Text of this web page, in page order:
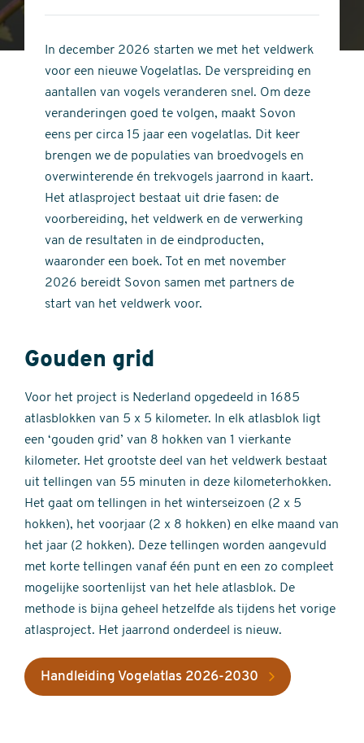
stars
of
stars
In december 2026 starten we met het veldwerk
voor een nieuwe Vogelatlas. De verspreiding en
aantallen van vogels veranderen snel. Om deze
veranderingen goed te volgen, maakt Sovon
eens per circa 15 jaar een vogelatlas. Dit keer
brengen we de populaties van broedvogels en
overwinterende én trekvogels jaarrond in kaart.
Het atlasproject bestaat uit drie fasen: de
voorbereiding, het veldwerk en de verwerking
van de resultaten in de eindproducten,
waaronder een boek. Tot en met november
2026 bereidt Sovon samen met partners de
start van het veldwerk voor.
Gouden grid
Voor het project is Nederland opgedeeld in 1685
atlasblokken van 5 x 5 kilometer. In elk atlasblok ligt
een ‘gouden grid’ van 8 hokken van 1 vierkante
kilometer. Het grootste deel van het veldwerk bestaat
uit tellingen van 55 minuten in deze kilometerhokken.
Het gaat om tellingen in het winterseizoen (2 x 5
hokken), het voorjaar (2 x 8 hokken) en elke maand van
het jaar (2 hokken). Deze tellingen worden aangevuld
met korte tellingen vanaf één punt en een zo compleet
mogelijke soortenlijst van het hele atlasblok. De
methode is bijna geheel hetzelfde als tijdens het vorige
atlasproject. Het jaarrond onderdeel is nieuw.
Handleiding Vogelatlas 2026-2030